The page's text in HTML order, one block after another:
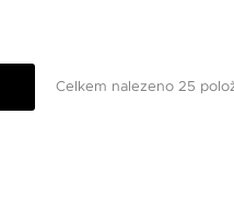
Celkem nalezeno 25